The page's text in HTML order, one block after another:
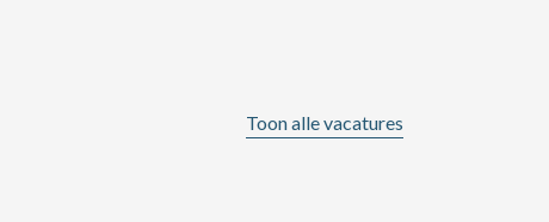
Toon alle vacatures